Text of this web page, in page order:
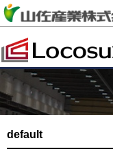
default